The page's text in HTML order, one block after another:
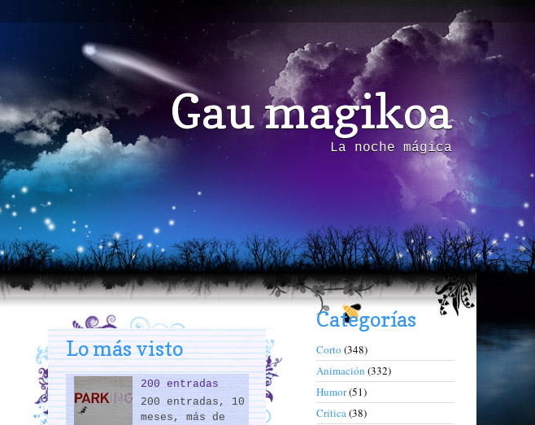
Gau magikoa
La noche mágica
Lo más visto
200 entradas
200 entradas, 10
meses, más de
Categorías
Corto (348)
Animación (332)
Humor(51)
Crítica(38)